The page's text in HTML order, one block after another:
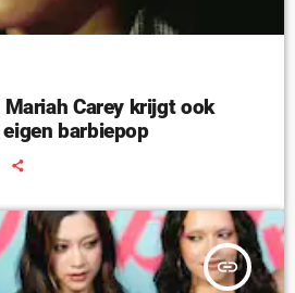
Mariah Carey krijgt ook
barbiepop
insert_link